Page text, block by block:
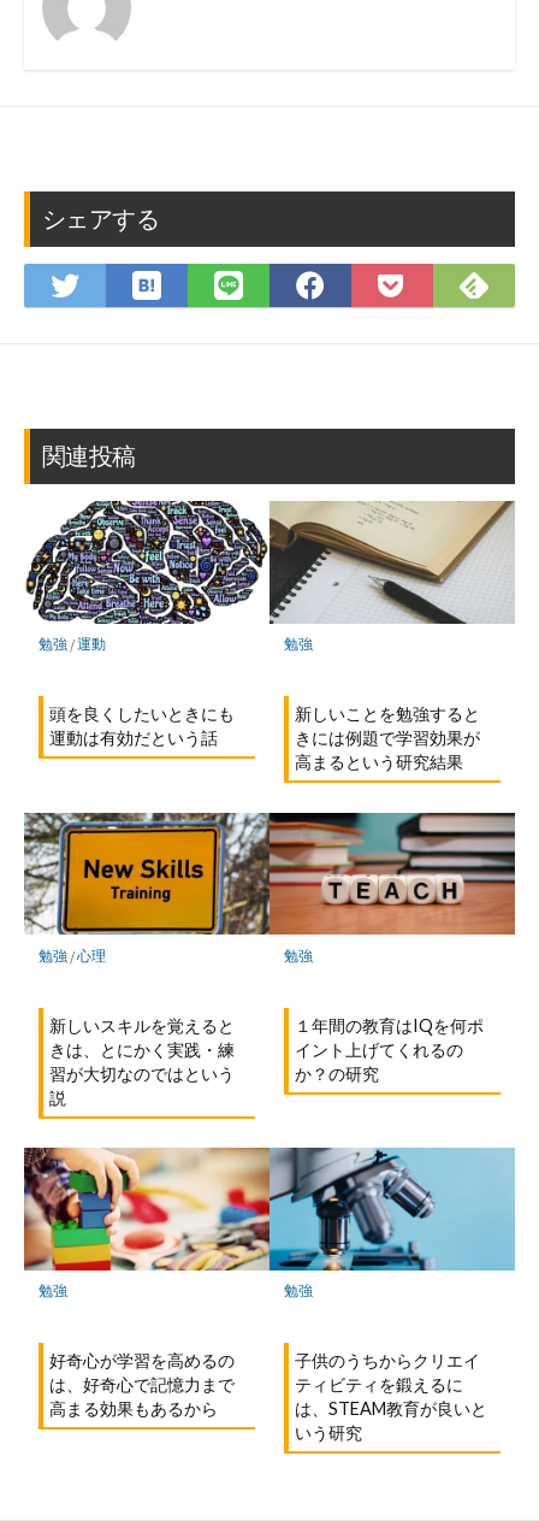
シェアする
Twitter
で
は
て
ク
ー
ク
に
保
存
LINE
で
Facebook
で
Pocket
に
で
関連投稿
勉強/運動
頭を良くしたいときにも
運動は有効だという話
勉強
新しいことを勉強すると
きには例題で学習効果が
高まるという研究結果
勉強/心理
新しいスキルを覚えると
きは、とにかく実践・練
習が大切なのではという
説
勉強
１年間の教育はIQを何ポ
イント上げてくれるの
か？の研究
勉強
好奇心が学習を高めるの
は、好奇心で記憶力まで
高まる効果もあるから
勉強
子供のうちからクリエイ
ティビティを鍛えるに
は、STEAM教育が良いと
いう研究